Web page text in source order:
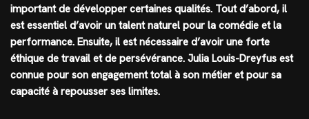
important de développer certaines qualités. Tout d’abord, il
est essentiel d’avoir un talent naturel pour la comédie et la
performance. Ensuite, il est nécessaire d’avoir une forte
éthique de travail et de persévérance. Julia Louis-Dreyfus est
connue pour son engagement total à son métier et pour sa
capacité à repousser ses limites.